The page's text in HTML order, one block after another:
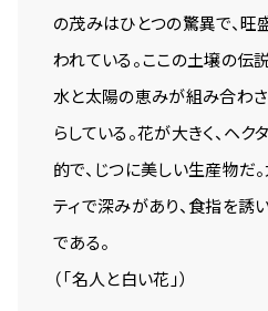
の茂みはひとつの驚異で、旺
われている。ここの土壌の伝
水と太陽の恵みが組み合わ
らしている。花が大きく、ヘ
的で、じつに美しい生産物だ
ティで深みがあり、食指を誘
である。
（「名人と白い花」）